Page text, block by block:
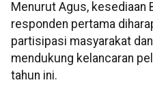
Menurut Agus, kesediaan
responden pertama
partisipasi masyarakat
mendukung kelancaran
tahun ini.